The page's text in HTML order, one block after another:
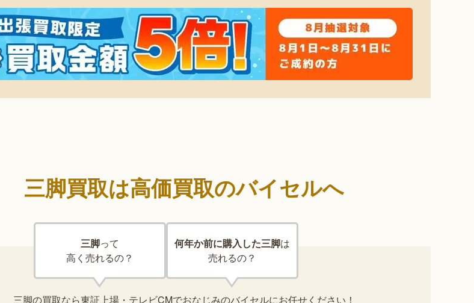
三脚買取は高価買取のバイセルへ
三脚って
高く売れるの？
何年か前に購入した三脚は
売れるの？
三脚の買取なら東証上場・テレビCMでおなじみのバイセルにお任せください！